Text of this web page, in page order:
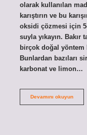
olarak kullanılan
karıştırın ve bu
oksidi çözmesi için
suyla yıkayın. Bakır
birçok doğal yöntem
Bunlardan bazıları
karbonat ve limon…
Devamını okuyunBakır